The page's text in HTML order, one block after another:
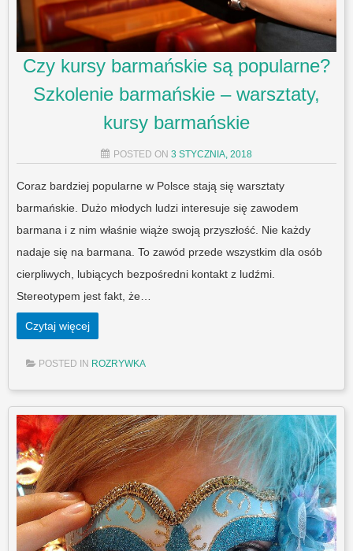
Czy kursy barmańskie są popularne?
Szkolenie barmańskie – warsztaty,
kursy barmańskie
POSTED ON 3 STYCZNIA, 2018
Coraz bardziej popularne w Polsce stają się warsztaty
barmańskie. Dużo młodych ludzi interesuje się zawodem
barmana i z nim właśnie wiąże swoją przyszłość. Nie każdy
nadaje się na barmana. To zawód przede wszystkim dla osób
cierpliwych, lubiących bezpośredni kontakt z ludźmi.
Stereotypem jest fakt, że…
Czytaj więcej
POSTED IN ROZRYWKA